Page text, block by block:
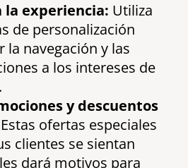
la experiencia: Utiliza
de personalización
la navegación y las
a los intereses de
y descuentos
Estas ofertas especiales
clientes se sientan
dará motivos para